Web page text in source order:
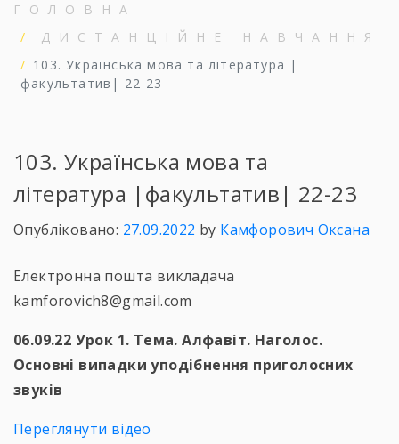
ГОЛОВНА
ДИСТАНЦІЙНЕ НАВЧАННЯ
103. Українська мова та література |
факультатив| 22-23
103. Українська мова та
література |факультатив| 22-23
Опубліковано: 27.09.2022 by Камфорович Оксана
Електронна пошта викладача
kamforovich8@gmail.com
06.09.22 Урок 1. Тема. Алфавіт. Наголос.
Основні випадки уподібнення приголосних
звуків
Переглянути відео